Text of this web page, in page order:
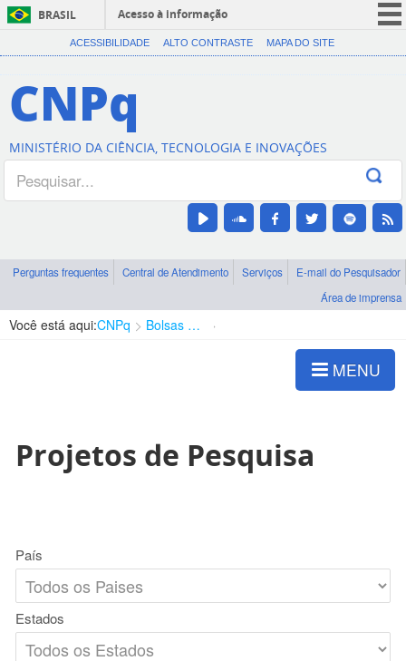
BRASIL
Acesso à informação
CORONAVÍRUS (COVID-19)
Canais
ACESSIBILIDADE ALTO CONTRASTE MAPA DO SITE
CNPq
MINISTÉRIO DA CIÊNCIA, TECNOLOGIA E INOVAÇÕES
Perguntas frequentes Central de Atendimento Serviços
E-mail do Pesquisador
Área de imprensa
Você está aqui:CNPq Bolsas e Auxílios Vigentes
MENU
Projetos de Pesquisa
País
Estados